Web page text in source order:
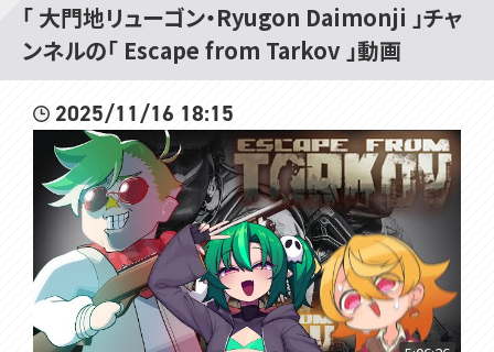
所属：#VOMSProject
チャンネル：https://www.youtube.com/channel/UCdMp...
Twitter：https://twitter.com/VOMS_Project
#voms_project
「 大門地リューゴン・Ryugon Daimonji 」チャ
ンネルの「 Escape from Tarkov 」動画
2025/11/16 18:15